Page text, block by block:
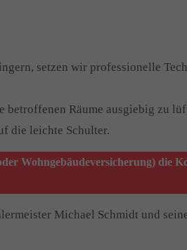
setzen wir professionelle
Räume ausgiebig zu
die leichte Schulter.
Wohngebäudeversicherung) die
Michael Schmidt und